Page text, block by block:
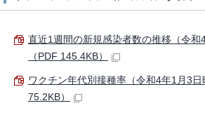
直近1週間の新規感染者数の推移（令和
（PDF 145.4KB）
ワクチン年代別接種率（令和4年1月3日
75.2KB）